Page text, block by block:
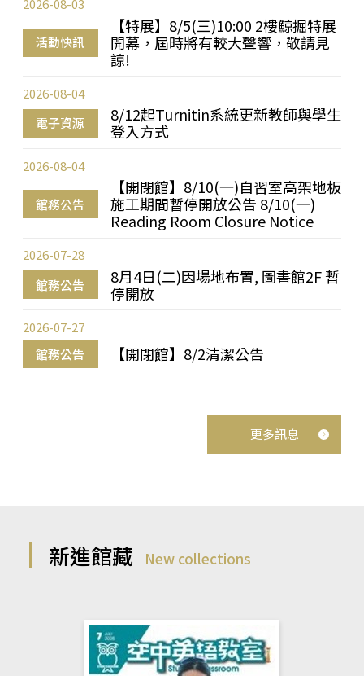
活動快訊
【特展】8/5(三)10:00 2樓鯨掘特展
開幕，屆時將有較大聲響，敬請見
諒!
2026-08-03
電子資源
8/12起Turnitin系統更新教師與學生
登入方式
2026-08-04
館務公告
【開閉館】8/10(一)自習室高架地板
施工期間暫停開放公告 8/10(一)
Reading Room Closure Notice
2026-08-04
館務公告
8月4日(二)因場地布置, 圖書館2F 暫
停開放
2026-07-28
館務公告 【開閉館】8/2清潔公告
2026-07-27
更多訊息
新進館藏 New collections